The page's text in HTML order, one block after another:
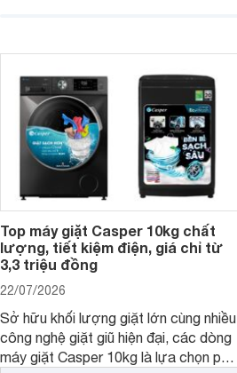
Top máy giặt Casper 10kg chất
lượng, tiết kiệm điện, giá chỉ từ
3,3 triệu đồng
22/07/2026
Sở hữu khối lượng giặt lớn cùng nhiều
công nghệ giặt giũ hiện đại, các dòng
máy giặt Casper 10kg là lựa chọn phù